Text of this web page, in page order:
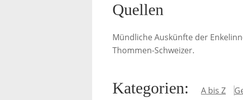
Quellen
Mündliche Auskünfte der
Thommen-Schweizer.
Kategorien: A bis Z